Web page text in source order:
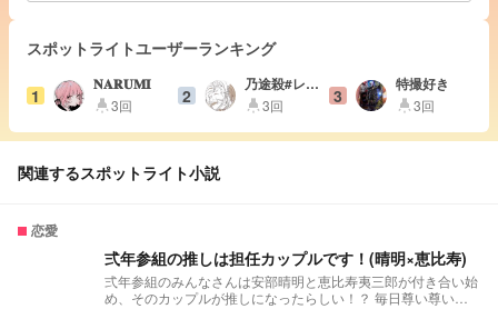
スポットライトユーザーランキング
1
𝐍𝐀𝐑𝐔𝐌𝐈
highlight3回 2
乃途殺#レイ
レイとペア
画!♡
highlight3回 3
特撮好き
highlight3回
関連するスポットライト小説
恋愛
弍年参組の推しは担任カップルです！(晴明×恵比寿)
弍年参組のみんなさんは安部晴明と恵比寿夷三郎が付き合い始
め、そのカップルが推しになったらしい！？ 毎日尊い尊い炸